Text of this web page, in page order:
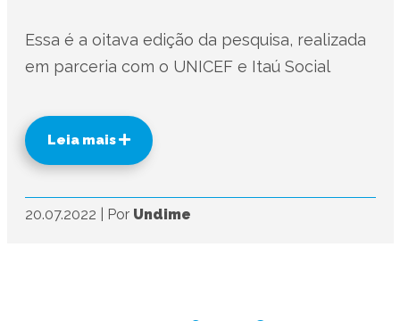
Essa é a oitava edição da pesquisa, realizada
em parceria com o UNICEF e Itaú Social
Leia mais
20.07.2022 Por Undime